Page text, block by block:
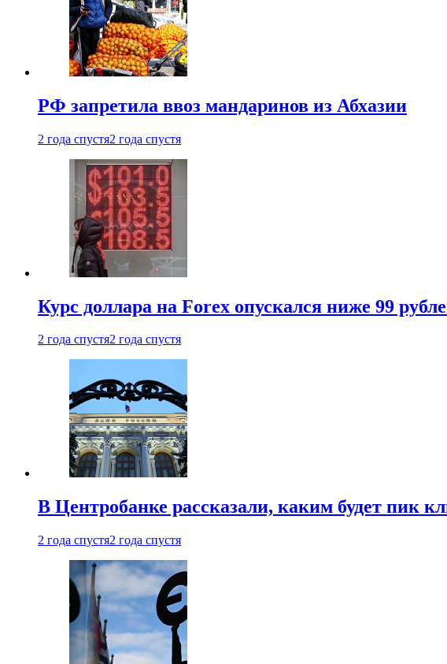
РФ запретила ввоз мандаринов из Абхазии
2 года спустя2 года спустя
Курс доллара на Forex опускался ниже 99
2 года спустя2 года спустя
В Центробанке рассказали, каким будет пик
2 года спустя2 года спустя